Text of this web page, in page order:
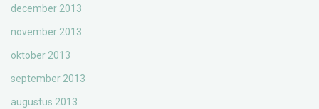
december 2013
november 2013
oktober 2013
september 2013
augustus 2013